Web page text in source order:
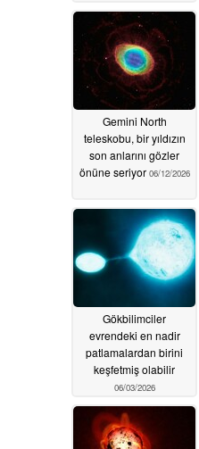
Gemini North
teleskobu, bir yıldızın
son anlarını gözler
önüne seriyor 06/12/2026
Gökbilimciler
evrendeki en nadir
patlamalardan birini
keşfetmiş olabilir
06/03/2026